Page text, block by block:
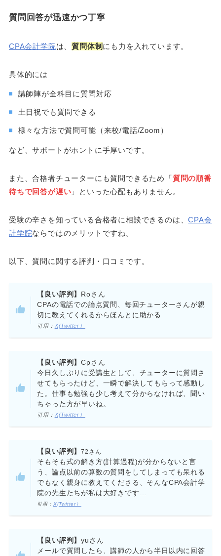
質問回答が迅速かつ丁寧
CPA会計学院は、質問体制 にも力を入れています。
具体的には
講師陣が全科目に質問対応
土日祝でも質問できる
様々な方法で質問可能（来校/電話/Zoom）
など、サポートがホントに手厚いです。
また、合格者チューターにも質問できるため「質問の順番
待ちで回答が遅い 」といった心配もありません。
受験の辛さを知っている合格者に相談できるのは、CPA会
計学院ならではのメリットですね。
以下、質問に関する評判・口コミです。
【良い評判】
Roさん
CPAの電話での論点質問、毎回チューターさんが親
切に教えてくれるからほんとに助かる
引用： X(Twitter）
【良い評判】Cpさん
今日久しぶりに受講生として、チューターに質問さ
せてもらったけど、一瞬で解決してもらって感動し
た。仕事も勉強も少し考えて分からなければ、聞い
ちゃった方が早いね。
引用： X(Twitter）
【良い評判】72 さん
そもそも式の解き方(計算過程)が分からないと言
う、論点以前の算数の質問をしてしまっても呆れる
でもなく親身に教えてくださる、そんなCPA会計学
院の先生たちが私は大好きです…
引用： X(Twitter）
【良い評判】yuさん
メールで質問したら、講師の人から半日以内に回答